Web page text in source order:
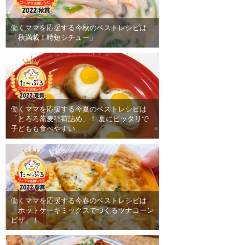
働くママを応援する今秋のベストレシピは
「秋満載！時短シチュー」
働くママを応援する今夏のベストレシピは
「とろろ蕎麦稲荷詰め」！ 夏にピッタリで
子どもも食べやすい
働くママを応援する今春のベストレシピは
「ホットケーキミックスでつくるツナコーン
ピザ」！